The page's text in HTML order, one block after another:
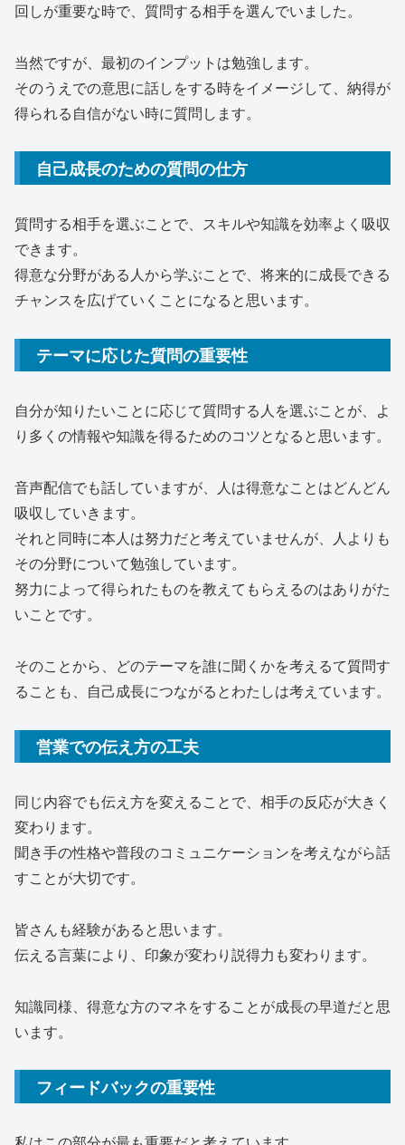
回しが重要な時で、質問する相手を選んでいました。
当然ですが、最初のインプットは勉強します。
そのうえでの意思に話しをする時をイメージして、納得が
得られる自信がない時に質問します。
自己成長のための質問の仕方
質問する相手を選ぶことで、スキルや知識を効率よく吸収
できます。
得意な分野がある人から学ぶことで、将来的に成長できる
チャンスを広げていくことになると思います。
テーマに応じた質問の重要性
自分が知りたいことに応じて質問する人を選ぶことが、よ
り多くの情報や知識を得るためのコツとなると思います。
音声配信でも話していますが、人は得意なことはどんどん
吸収していきます。
それと同時に本人は努力だと考えていませんが、人よりも
その分野について勉強しています。
努力によって得られたものを教えてもらえるのはありがた
いことです。
そのことから、どのテーマを誰に聞くかを考えるて質問す
ることも、自己成長につながるとわたしは考えています。
営業での伝え方の工夫
同じ内容でも伝え方を変えることで、相手の反応が大きく
変わります。
聞き手の性格や普段のコミュニケーションを考えながら話
すことが大切です。
皆さんも経験があると思います。
伝える言葉により、印象が変わり説得力も変わります。
知識同様、得意な方のマネをすることが成長の早道だと思
います。
フィードバックの重要性